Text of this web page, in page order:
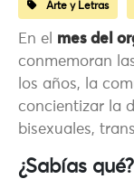
Arte y Letras
En el mes del
conmemoran
los años, la
concientizar la
bisexuales,
¿Sabías qué?